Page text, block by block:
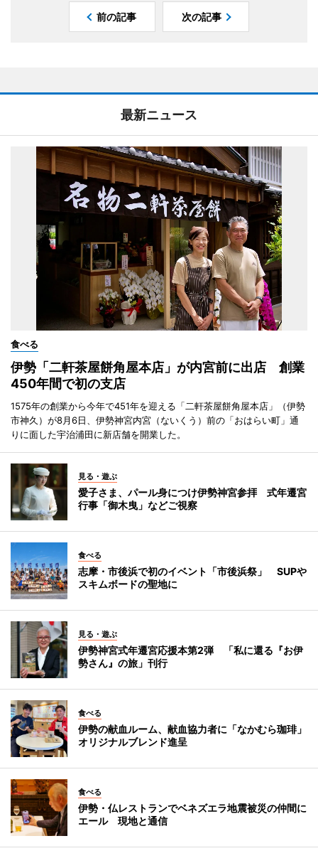
前の記事 次の記事
最新ニュース
食べる
伊勢「二軒茶屋餅角屋本店」が内宮前に出店 創業
450年間で初の支店
1575年の創業から今年で451年を迎える「二軒茶屋餅角屋本店」（伊勢
市神久）が8月6日、伊勢神宮内宮（ないくう）前の「おはらい町」通
りに面した宇治浦田に新店舗を開業した。
見る・遊ぶ
愛子さま、パール身につけ伊勢神宮参拝 式年遷宮
行事「御木曳」などご視察
食べる
志摩・市後浜で初のイベント「市後浜祭」 SUPや
スキムボードの聖地に
見る・遊ぶ
伊勢神宮式年遷宮応援本第2弾 「私に還る『お伊
勢さん』の旅」刊行
食べる
伊勢の献血ルーム、献血協力者に「なかむら珈琲」
オリジナルブレンド進呈
食べる
伊勢・仏レストランでベネズエラ地震被災の仲間に
エール 現地と通信